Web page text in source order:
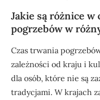
Jakie są różnice w
pogrzebów w
Czas trwania
zależności od kraju i
dla osób, które nie są
tradycjami. W krajach